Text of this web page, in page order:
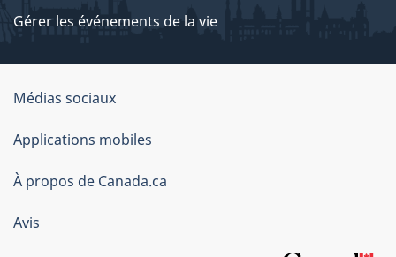
Gérer les événements de la vie
Organisation
du
gouvernement
du
Canada
Médias sociaux
Applications mobiles
À propos de Canada.ca
Avis